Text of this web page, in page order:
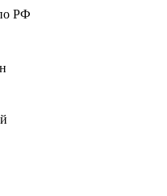
РФ